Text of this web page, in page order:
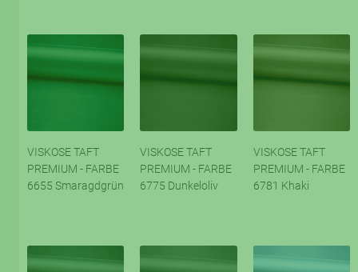
VISKOSE TAFT
PREMIUM - FARBE
6655 Smaragdgrün
VISKOSE TAFT
PREMIUM - FARBE
6775 Dunkeloliv
VISKOSE TAFT
PREMIUM - FARBE
6781 Khaki